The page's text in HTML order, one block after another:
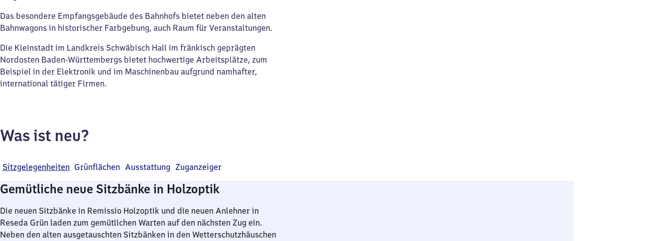
Das besondere Empfangsgebäude des Bahnhofs bietet neben den alten
Bahnwagons in historischer Farbgebung, auch Raum für Veranstaltungen.
Die Kleinstadt im Landkreis Schwäbisch Hall im fränkisch geprägten
Nordosten Baden-Württembergs bietet hochwertige Arbeitsplätze, zum
Beispiel in der Elektronik und im Maschinenbau aufgrund namhafter,
international tätiger Firmen.
Was ist neu?
Sitzgelegenheiten Grünflächen Ausstattung Zuganzeiger
Gemütliche neue Sitzbänke in Holzoptik
Die neuen Sitzbänke in Remissio Holzoptik und die neuen Anlehner in
Reseda Grün laden zum gemütlichen Warten auf den nächsten Zug ein.
Neben den alten ausgetauschten Sitzbänken in den Wetterschutzhäuschen